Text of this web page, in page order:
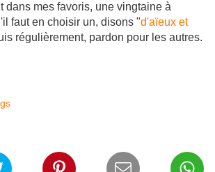
dans mes favoris, une vingtaine à
faut en choisir un, disons "d'aïeux et
régulièrement, pardon pour les autres.